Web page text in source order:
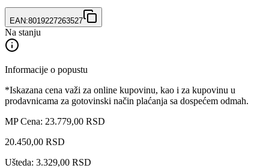
EAN:8019227263527
Na stanju
Informacije o popustu
*Iskazana cena važi za online kupovinu, kao i za kupovinu u
prodavnicama za gotovinski način plaćanja sa dospećem odmah.
MP Cena: 23.779,00 RSD
20.450,00 RSD
Ušteda: 3.329,00 RSD